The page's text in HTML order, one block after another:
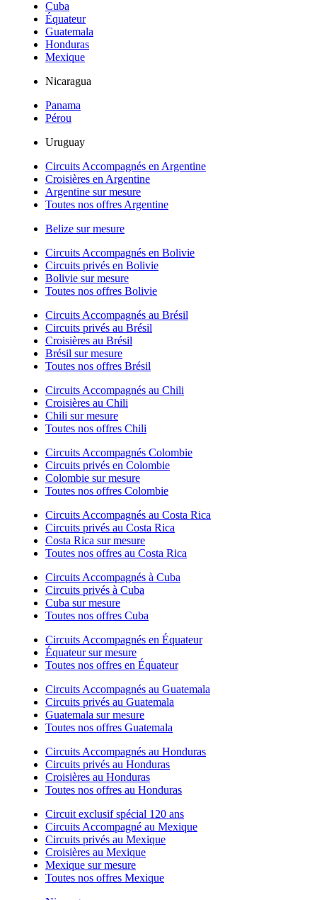
Cuba
Équateur
Guatemala
Honduras
Mexique
Nicaragua
Panama
Pérou
Uruguay
Circuits Accompagnés en Argentine
Croisières en Argentine
Argentine sur mesure
Toutes nos offres Argentine
Belize sur mesure
Circuits Accompagnés en Bolivie
Circuits privés en Bolivie
Bolivie sur mesure
Toutes nos offres Bolivie
Circuits Accompagnés au Brésil
Circuits privés au Brésil
Croisières au Brésil
Brésil sur mesure
Toutes nos offres Brésil
Circuits Accompagnés au Chili
Croisières au Chili
Chili sur mesure
Toutes nos offres Chili
Circuits Accompagnés Colombie
Circuits privés en Colombie
Colombie sur mesure
Toutes nos offres Colombie
Circuits Accompagnés au Costa Rica
Circuits privés au Costa Rica
Costa Rica sur mesure
Toutes nos offres au Costa Rica
Circuits Accompagnés à Cuba
Circuits privés à Cuba
Cuba sur mesure
Toutes nos offres Cuba
Circuits Accompagnés en Équateur
Équateur sur mesure
Toutes nos offres en Équateur
Circuits Accompagnés au Guatemala
Circuits privés au Guatemala
Guatemala sur mesure
Toutes nos offres Guatemala
Circuits Accompagnés au Honduras
Circuits privés au Honduras
Croisières au Honduras
Toutes nos offres au Honduras
Circuit exclusif spécial 120 ans
Circuits Accompagné au Mexique
Circuits privés au Mexique
Croisières au Mexique
Mexique sur mesure
Toutes nos offres Mexique